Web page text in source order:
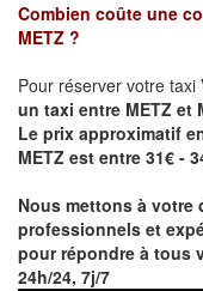
Combien coûte une
METZ ?
Pour réserver votre taxi
un taxi entre METZ et
Le prix approximatif
METZ est entre 31€ -
Nous mettons à
professionnels et
pour répondre à tous
24h/24, 7j/7